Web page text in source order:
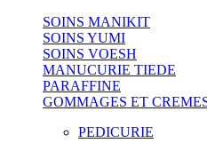
SOINS MANIKIT
SOINS YUMI
SOINS VOESH
MANUCURIE TIEDE
PARAFFINE
GOMMAGES ET
PEDICURIE